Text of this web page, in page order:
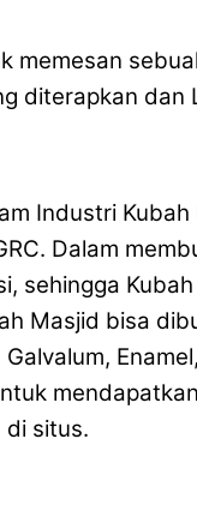
memesan
diterapkan dan
Industri Kubah
Dalam
sehingga
Masjid bisa
di situs.